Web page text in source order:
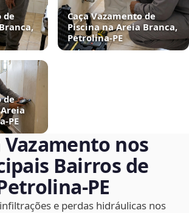
de
Caça Vazamento de
Piscina na Areia Branca,
Petrolina‑PE
de
Vazamento nos
Bairros de
e perdas hidráulicas nos